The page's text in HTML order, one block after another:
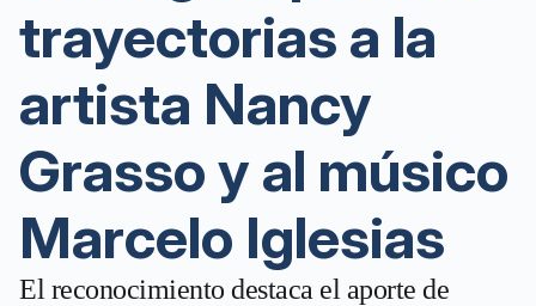
trayectorias a la
artista Nancy
Grasso y al músico
Marcelo Iglesias
El reconocimiento destaca el aporte de